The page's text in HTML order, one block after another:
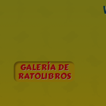
GALERÍA DE
RATOLIBROS